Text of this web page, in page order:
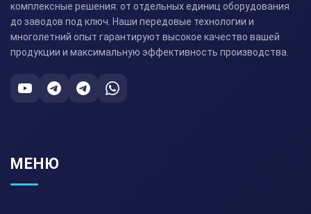
комплексные решения: от отдельных единиц оборудования
до заводов под ключ. Наши передовые технологии и
многолетний опыт гарантируют высокое качество вашей
продукции и максимальную эффективность производства.
МЕНЮ